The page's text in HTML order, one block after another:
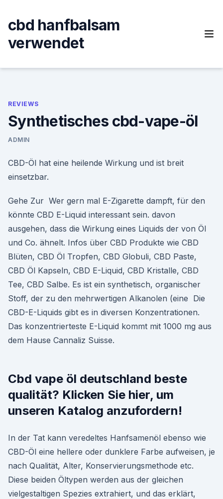
content
cbd hanfbalsam
verwendet
REVIEWS
Synthetisches cbd-vape-öl
ADMIN
CBD-Öl hat eine heilende Wirkung und ist breit
einsetzbar.
Gehe Zur Wer gern mal E-Zigarette dampft, für den
könnte CBD E-Liquid interessant sein. davon
ausgehen, dass die Wirkung eines Liquids der von Öl
und Co. ähnelt. Infos über CBD Produkte wie CBD
Blüten, CBD Öl Tropfen, CBD Globuli, CBD Paste,
CBD Öl Kapseln, CBD E-Liquid, CBD Kristalle, CBD
Tee, CBD Salbe. Es ist ein synthetisch, organischer
Stoff, der zu den mehrwertigen Alkanolen (eine Die
CBD-E-Liquids gibt es in diversen Konzentrationen.
Das konzentrierteste E-Liquid kommt mit 1000 mg aus
dem Hause Cannaliz Suisse.
Cbd vape öl deutschland beste
qualität? Klicken Sie hier, um
unseren Katalog anzufordern!
In der Tat kann veredeltes Hanfsamenöl ebenso wie
CBD-Öl eine hellere oder dunklere Farbe aufweisen, je
nach Qualität, Alter, Konservierungsmethode etc.
Diese beiden Öltypen werden aus der gleichen
vielgestaltigen Spezies extrahiert, und das erklärt,